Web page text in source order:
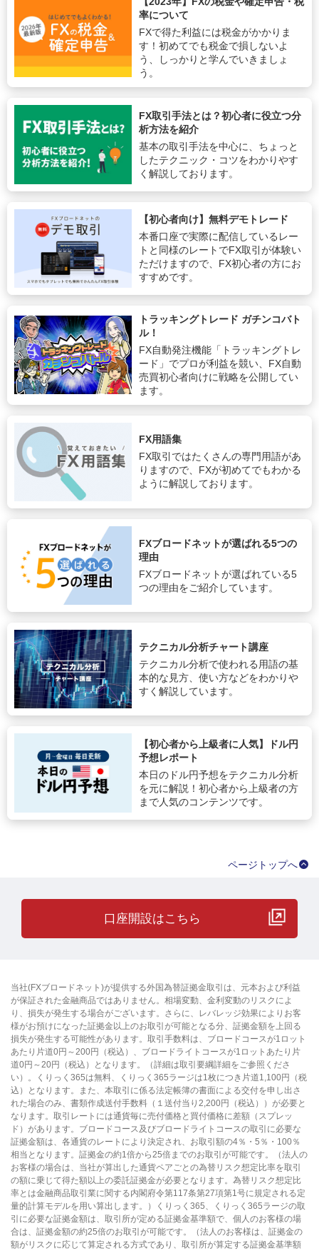
率について
FXで得た利益には税金がかかりま
す！初めてでも税金で損しないよ
う、しっかりと学んでいきましょ
う。
FX取引手法とは？初心者に役立つ分
析方法を紹介
基本の取引手法を中心に、ちょっと
したテクニック・コツをわかりやす
く解説しております。
【初心者向け】無料デモトレード
本番口座で実際に配信しているレー
トと同様のレートでFX取引が体験い
ただけますので、FX初心者の方にお
すすめです。
トラッキングトレード ガチンコバト
ル！
FX自動発注機能「トラッキングトレ
ード」でプロが利益を競い、FX自動
売買初心者向けに戦略を公開してい
ます。
FX用語集
FX取引ではたくさんの専門用語があ
りますので、FXが初めてでもわかる
ように解説しております。
FXブロードネットが選ばれる5つの
理由
FXブロードネットが選ばれている5
つの理由をご紹介しています。
テクニカル分析チャート講座
テクニカル分析で使われる用語の基
本的な見方、使い方などをわかりや
すく解説しています。
【初心者から上級者に人気】ドル円
予想レポート
本日のドル円予想をテクニカル分析
を元に解説！初心者から上級者の方
まで人気のコンテンツです。
ページトップへ
口座開設はこちら
当社(FXブロードネット)が提供する外国為替証拠金取引は、元本および利益
が保証された金融商品ではありません。相場変動、金利変動のリスクによ
り、損失が発生する場合がございます。さらに、レバレッジ効果によりお客
様がお預けになった証拠金以上のお取引が可能となる分、証拠金額を上回る
損失が発生する可能性があります。取引手数料は、ブロードコースが1ロット
あたり片道0円～200円（税込）、ブロードライトコースが1ロットあたり片
道0円～20円（税込）となります。（詳細は取引要綱詳細をご参照くださ
い）。くりっく365は無料、くりっく365ラージは1枚につき片道1,100円（税
込）となります。また、本取引に係る法定帳簿の書面による交付を申し出さ
れた場合のみ、書類作成送付手数料（１送付当り2,200円（税込））が必要と
なります。取引レートには通貨毎に売付価格と買付価格に差額（スプレッ
ド）があります。ブロードコース及びブロードライトコースの取引に必要な
証拠金額は、各通貨のレートにより決定され、お取引額の4％・5％・100％
相当となります。証拠金の約1倍から25倍までのお取引が可能です。（法人の
お客様の場合は、当社が算出した通貨ペアごとの為替リスク想定比率を取引
の額に乗じて得た額以上の委託証拠金が必要となります。為替リスク想定比
率とは金融商品取引業に関する内閣府令第117条第27項第1号に規定される定
量的計算モデルを用い算出します。）くりっく365、くりっく365ラージの取
引に必要な証拠金額は、取引所が定める証拠金基準額で、個人のお客様の場
合は、証拠金額の約25倍のお取引が可能です。（法人のお客様は、証拠金の
額がリスクに応じて算定される方式であり、取引所が算定する証拠金基準額